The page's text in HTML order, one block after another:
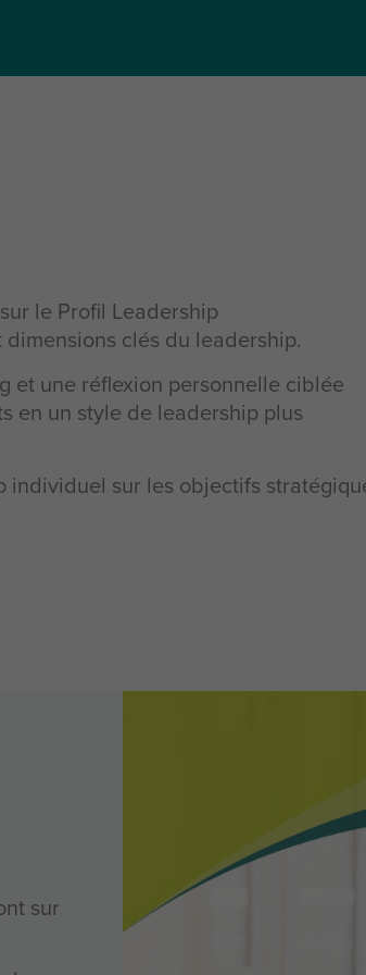
le Profil Leadership
clés du leadership.
et une réflexion personnelle ciblée
en un style de leadership plus
individuel sur les objectifs
sur